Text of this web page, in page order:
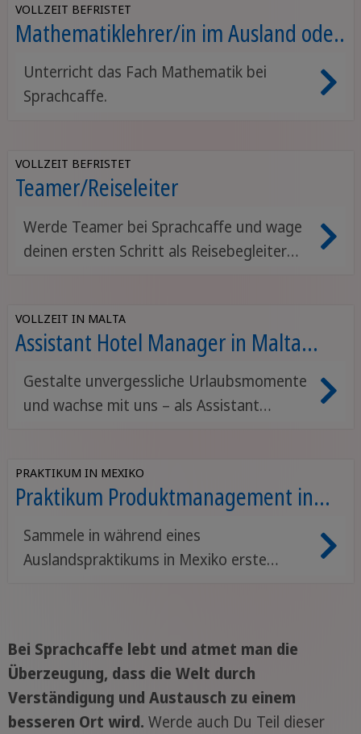
VOLLZEIT BEFRISTET
Mathematiklehrer/in im Ausland oder
in Deutschland
Unterricht das Fach Mathematik bei
Sprachcaffe.
VOLLZEIT BEFRISTET
Teamer/Reiseleiter
Werde Teamer bei Sprachcaffe und wage
deinen ersten Schritt als Reisebegleiter
VOLLZEIT IN MALTA
Assistant Hotel Manager in Malta
(F/M/X)
Gestalte unvergessliche Urlaubsmomente
und wachse mit uns – als Assistant
PRAKTIKUM IN MEXIKO
Praktikum Produktmanagement in
Mexiko
Sammele in während eines
Auslandspraktikums in Mexiko erste
Bei Sprachcaffe lebt und atmet man die
Überzeugung, dass die Welt durch
Verständigung und Austausch zu einem
besseren Ort wird. Werde auch Du Teil dieser